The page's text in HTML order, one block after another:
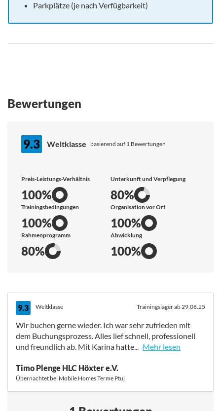
Parkplätze (je nach Verfügbarkeit)
Bewertungen
9.3 Weltklasse basierend auf 1 Bewertungen
Preis-Leistungs-Verhältnis
100%
Unterkunft und Verpflegung
80%
Trainingsbedingungen
100%
Organisation vor Ort
100%
Rahmenprogramm
80%
Abwicklung
100%
9.3 Weltklasse Trainingslager ab 29.08.25
Wir buchen gerne wieder. Ich war sehr zufrieden mit
dem Buchungsprozess. Alles lief schnell, professionell
und freundlich ab. Mit Karina hatte... Mehr lesen
Wir buchen gerne wieder. Ich war sehr zufrieden mit
dem Buchungsprozess. Alles lief schnell, professionell
und freundlich ab. Mit Karina hatten wir die perfekte
und Wünsche wurde schnell eingegangen und die
Timo Plenge HLC Höxter e.V.
Übernachtet bei Mobile Homes Terme Ptuj